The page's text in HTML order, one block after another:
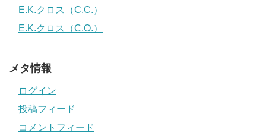
E.K.クロス（C.C.）
E.K.クロス（C.O.）
メタ情報
ログイン
投稿フィード
コメントフィード